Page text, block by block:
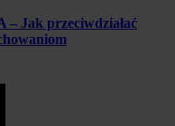
– Jak przeciwdziałać